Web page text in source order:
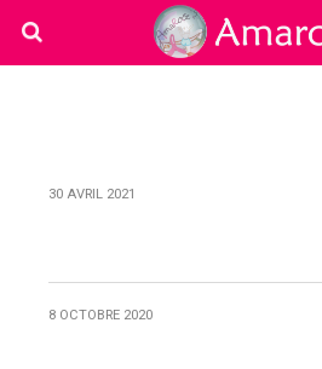
30 AVRIL 2021
8 OCTOBRE 2020